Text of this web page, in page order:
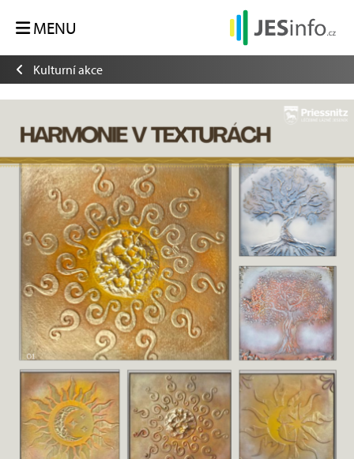
MENU
Kulturní akce